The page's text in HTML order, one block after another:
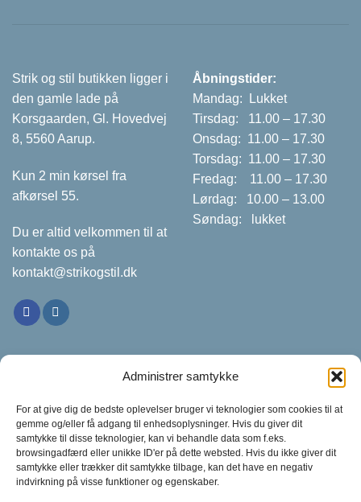
Administrer samtykke
For at give dig de bedste oplevelser bruger vi teknologier som cookies til at
gemme og/eller få adgang til enhedsoplysninger. Hvis du giver dit
samtykke til disse teknologier, kan vi behandle data som f.eks.
browsingadfærd eller unikke ID'er på dette websted. Hvis du ikke giver dit
samtykke eller trækker dit samtykke tilbage, kan det have en negativ
indvirkning på visse funktioner og egenskaber.
Strik og stil butikken ligger i
den gamle lade på
Korsgaarden, Gl. Hovedvej
8, 5560 Aarup.
Kun 2 min kørsel fra
afkørsel 55.
Du er altid velkommen til at
kontakte os på
kontakt@strikogstil.dk
Åbningstider:
Mandag: Lukket
Tirsdag: 11.00 – 17.30
Onsdag: 11.00 – 17.30
Torsdag: 11.00 – 17.30
Fredag: 11.00 – 17.30
Lørdag: 10.00 – 13.00
Søndag: lukket
Om os
Handelsbetingelser
Arrangementer
Kontakt
ved at trykke på knappen
nedenfor
Kontaktformular